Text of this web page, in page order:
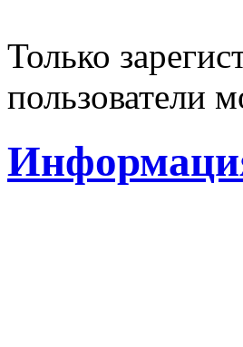
Только
пользователи